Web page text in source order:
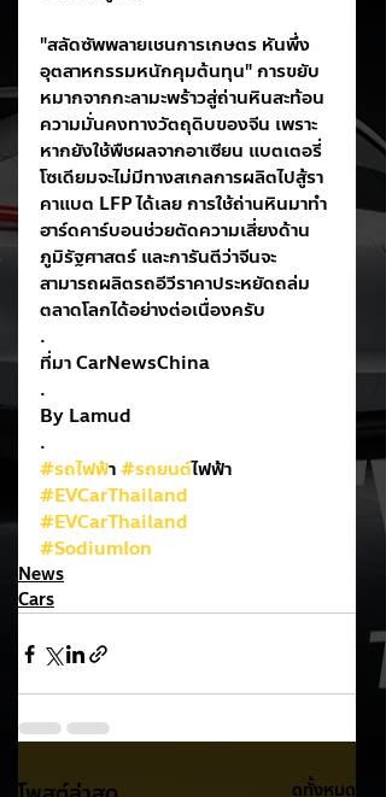
"สลัดซัพพลายเชนการเกษตร หันพึ่ง
อุตสาหกรรมหนักคุมต้นทุน" การขยับ
หมากจากกะลามะพร้าวสู่ถ่านหินสะท้อน
ความมั่นคงทางวัตถุดิบของจีน เพราะ
หากยังใช้พืชผลจากอาเซียน แบตเตอรี่
โซเดียมจะไม่มีทางสเกลการผลิตไปสู้รา
คาแบต LFP ได้เลย การใช้ถ่านหินมาทำ
ฮาร์ดคาร์บอนช่วยตัดความเสี่ยงด้าน
ภูมิรัฐศาสตร์ และการันตีว่าจีนจะ
สามารถผลิตรถอีวีราคาประหยัดถล่ม
ตลาดโลกได้อย่างต่อเนื่องครับ
.
ที่มา CarNewsChina
.
By Lamud
.
#รถไฟฟ้า #รถยนต์ไฟฟ้า
#EVCarThailand
#EVCarThailand
#SodiumIon
News
Cars
ดูทั้งหมด